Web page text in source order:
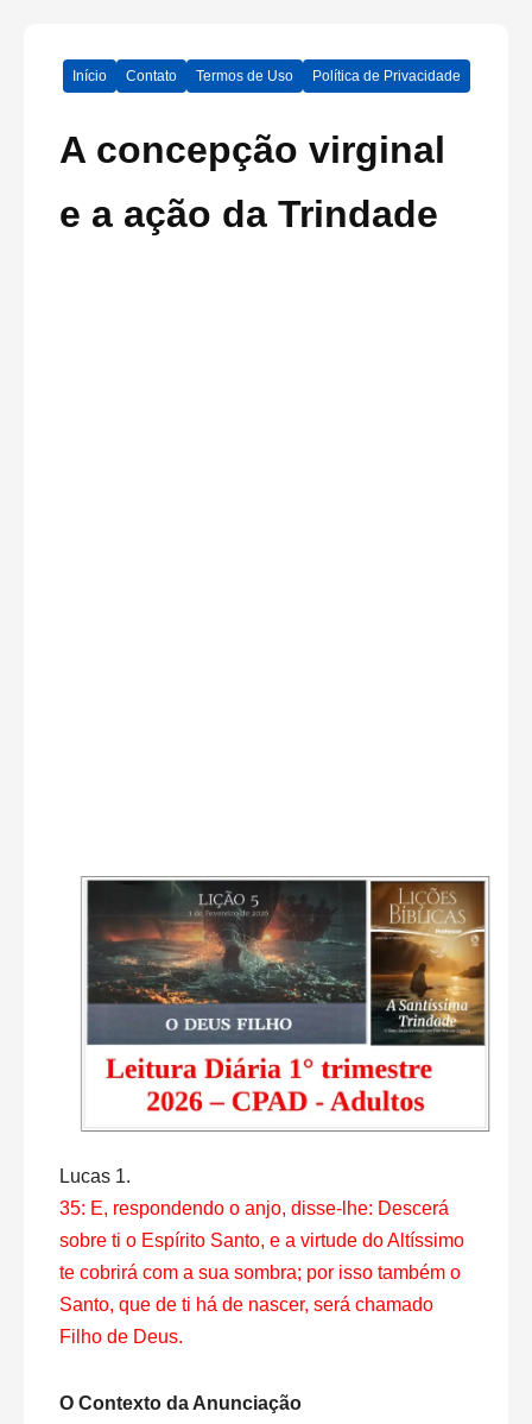
Início Contato Termos de Uso Política de Privacidade
A concepção virginal
e a ação da Trindade
Lucas 1.
35: E, respondendo o anjo, disse-lhe: Descerá
sobre ti o Espírito Santo, e a virtude do Altíssimo
te cobrirá com a sua sombra; por isso também o
Santo, que de ti há de nascer, será chamado
Filho de Deus.
O Contexto da Anunciação